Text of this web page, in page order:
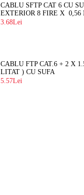
CABLU SFTP CAT 6 CU
EXTERIOR 8 FIRE X 0,56
3.68Lei
CABLU FTP CAT.6 + 2 X
LITAT ) CU SUFA
5.57Lei